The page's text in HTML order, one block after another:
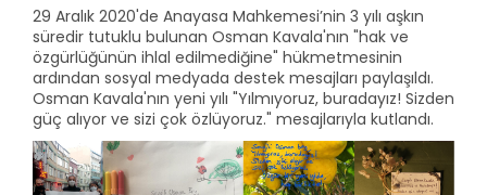
29 Aralık 2020'de Anayasa Mahkemesi’nin 3 yılı aşkın
süredir tutuklu bulunan Osman Kavala'nın "hak ve
özgürlüğünün ihlal edilmediğine" hükmetmesinin
ardından sosyal medyada destek mesajları paylaşıldı.
Osman Kavala'nın yeni yılı "Yılmıyoruz, buradayız! Sizden
güç alıyor ve sizi çok özlüyoruz." mesajlarıyla kutlandı.